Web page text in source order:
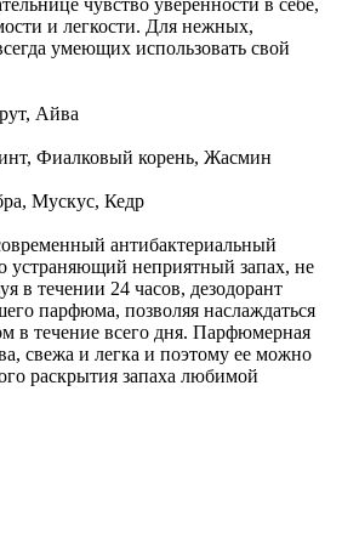
и легкости. Для нежных,
умеющих использовать свой
Айва
Фиалковый корень, Жасмин
Мускус, Кедр
антибактериальный
устраняющий неприятный запах, не
в течении 24 часов, дезодорант
парфюма, позволяя наслаждаться
в течение всего дня. Парфюмерная
свежа и легка и поэтому ее можно
раскрытия запаха любимой